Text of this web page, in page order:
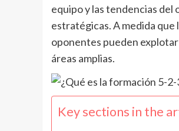
equipo y las tendencias
estratégicas. A medida que
oponentes pueden
áreas amplias.
Key sections in the